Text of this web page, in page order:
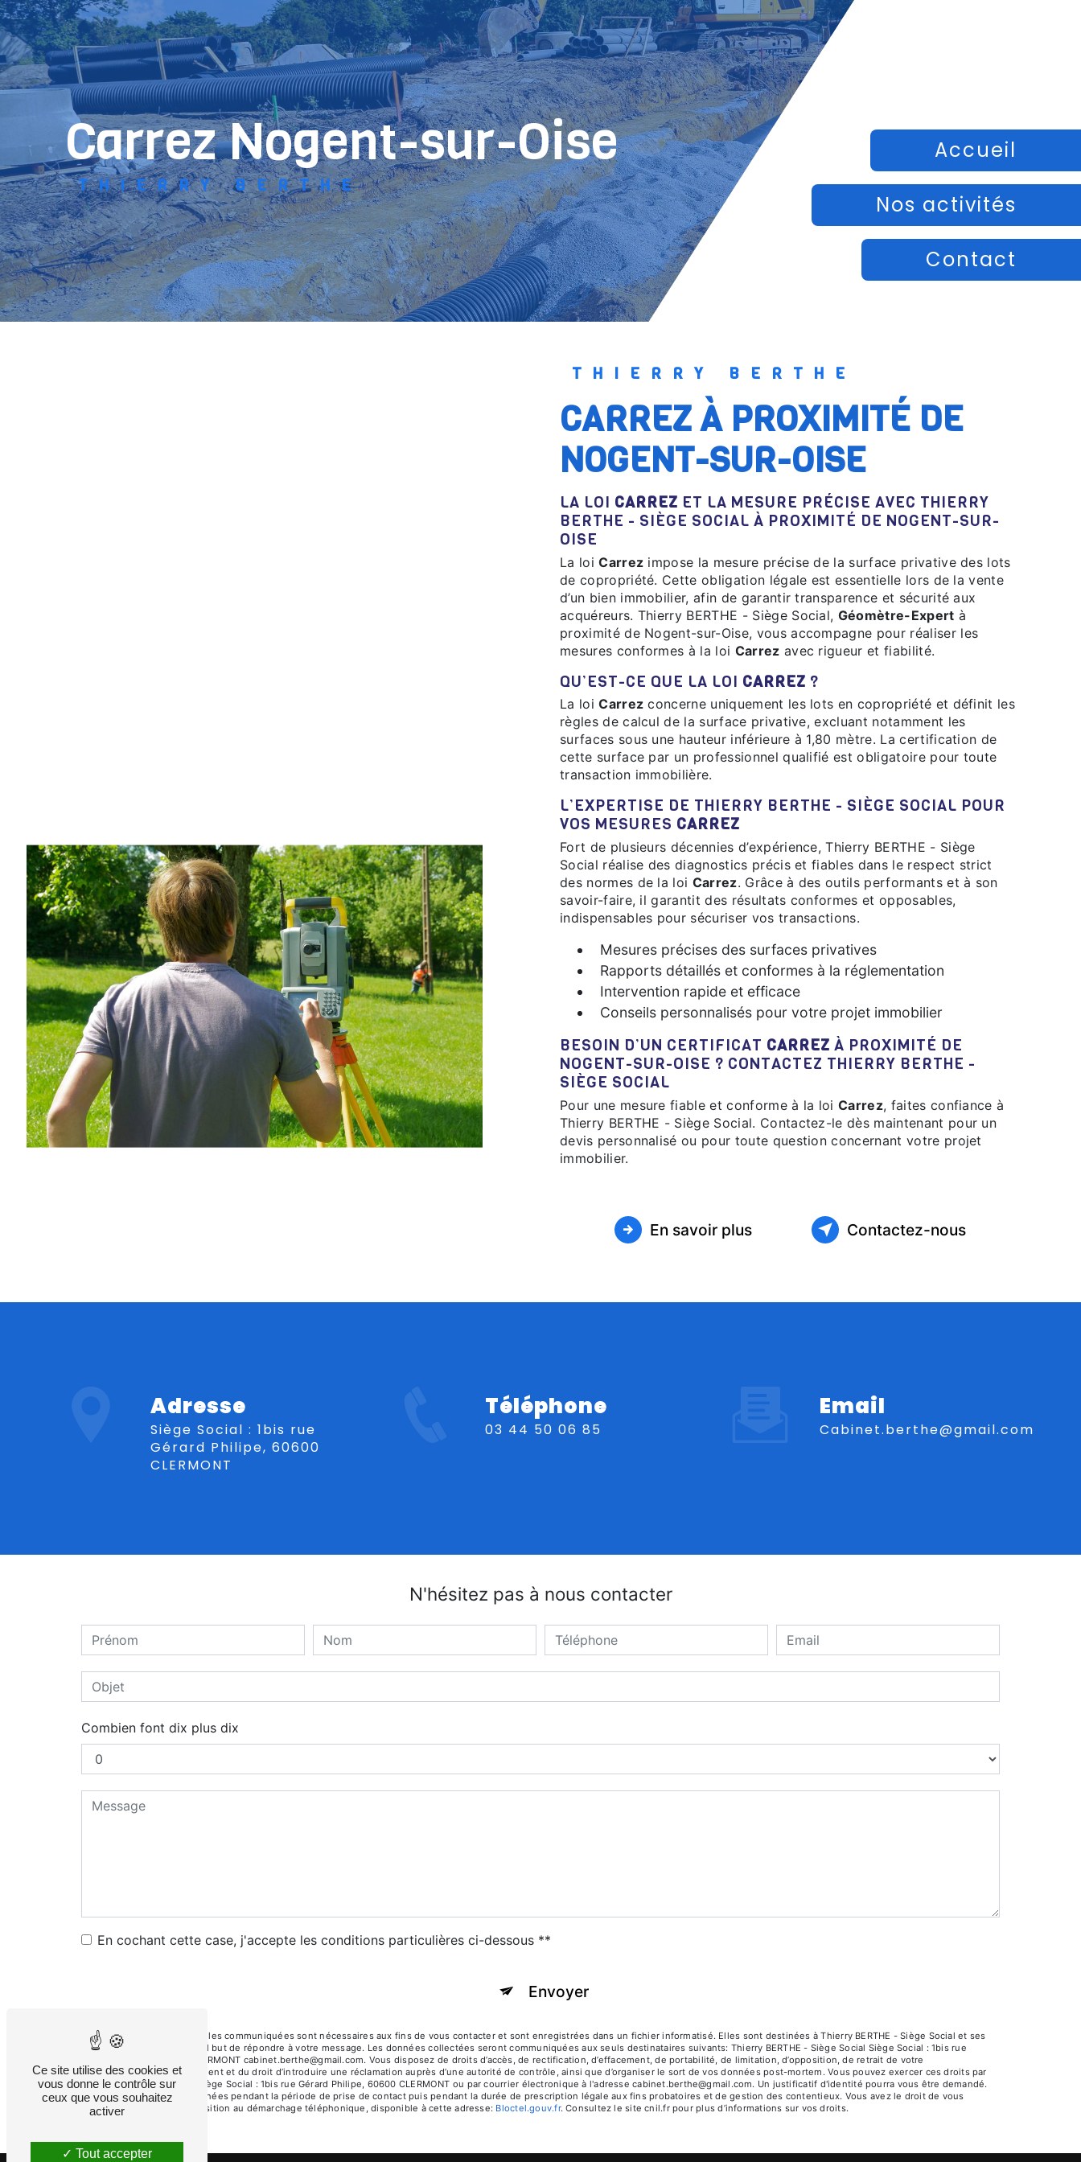
Accueil
Nos activités
Contact
carrez Nogent-sur-Oise
THIERRY BERTHE
THIERRY BERTHE
CARREZ À PROXIMITÉ DE
NOGENT-SUR-OISE
LA LOI CARREZ ET LA MESURE PRÉCISE AVEC THIERRY
BERTHE - SIÈGE SOCIAL À PROXIMITÉ DE NOGENT-SUR-
OISE
La loiCarrez impose la mesure précise de la surface privative des lots
de copropriété. Cette obligation légale est essentielle lors de la vente
d’un bien immobilier, afin de garantir transparence et sécurité aux
acquéreurs. Thierry BERTHE - Siège Social, Géomètre-Expert à
proximité de Nogent-sur-Oise, vous accompagne pour réaliser les
mesures conformes à la loi Carrez avec rigueur et fiabilité.
QU’EST-CE QUE LA LOI CARREZ ?
La loiCarrez concerne uniquement les lots en copropriété et définit les
règles de calcul de la surface privative, excluant notamment les
surfaces sous une hauteur inférieure à 1,80 mètre. La certification de
cette surface par un professionnel qualifié est obligatoire pour toute
transaction immobilière.
L’EXPERTISE DE THIERRY BERTHE - SIÈGE SOCIAL POUR
VOS MESURES CARREZ
Fort de plusieurs décennies d’expérience, Thierry BERTHE - Siège
Social réalise des diagnostics précis et fiables dans le respect strict
des normes de la loi Carrez. Grâce à des outils performants et à son
savoir-faire, il garantit des résultats conformes et opposables,
indispensables pour sécuriser vos transactions.
Mesures précises des surfaces privatives
Rapports détaillés et conformes à la réglementation
Intervention rapide et efficace
Conseils personnalisés pour votre projet immobilier
BESOIN D’UN CERTIFICAT CARREZ À PROXIMITÉ DE
NOGENT-SUR-OISE ? CONTACTEZ THIERRY BERTHE -
SIÈGE SOCIAL
Pour une mesure fiable et conforme à la loiCarrez, faites confiance à
Thierry BERTHE - Siège Social. Contactez-le dès maintenant pour un
devis personnalisé ou pour toute question concernant votre projet
immobilier.
En savoir plus Contactez-nous
Adresse
Siège Social : 1bis rue
Gérard Philipe, 60600
CLERMONT
Téléphone
03 44 50 06 85
Email
cabinet.berthe@gmail.com
N'hésitez pas à nous contacter
Combien font dix plus dix
En cochant cette case, j'accepte les conditions particulières ci-dessous **
Envoyer
** Les données personnelles communiquées sont nécessaires aux fins de vous contacter et sont enregistrées dans un fichier informatisé. Elles sont destinées à Thierry BERTHE - Siège Social et ses
sous-traitants dans le seul but de répondre à votre message. Les données collectées seront communiquées aux seuls destinataires suivants: Thierry BERTHE - Siège Social Siège Social : 1bis rue
Gérard Philipe, 60600 CLERMONT cabinet.berthe@gmail.com. Vous disposez de droits d’accès, de rectification, d’effacement, de portabilité, de limitation, d’opposition, de retrait de votre
consentement à tout moment et du droit d’introduire une réclamation auprès d’une autorité de contrôle, ainsi que d’organiser le sort de vos données post-mortem. Vous pouvez exercer ces droits par
voie postale à l'adresse Siège Social : 1bis rue Gérard Philipe, 60600 CLERMONT ou par courrier électronique à l'adresse cabinet.berthe@gmail.com. Un justificatif d'identité pourra vous être demandé.
Nous conservons vos données pendant la période de prise de contact puis pendant la durée de prescription légale aux fins probatoires et de gestion des contentieux. Vous avez le droit de vous
inscrire sur la liste d'opposition au démarchage téléphonique, disponible à cette adresse:
Bloctel.gouv.fr. Consultez le site cnil.fr pour plus d’informations sur vos droits.
Panneau de gestion des cookies
Ce site utilise des cookies et
vous donne le contrôle sur
ceux que vous souhaitez
activer
Tout accepter